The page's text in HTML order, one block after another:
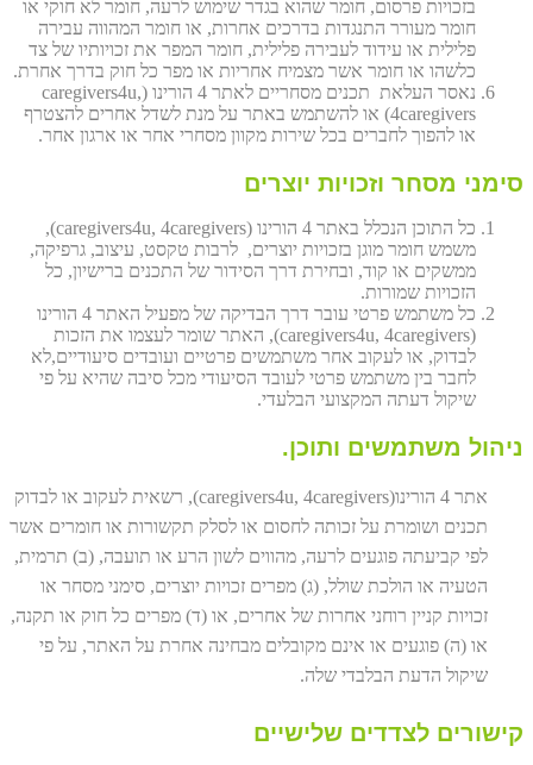
בזכויות פרסום, חומר שהוא בגדר שימוש לרעה, חומר לא חוקי או
חומר מעורר התנגדות בדרכים אחרות, או חומר המהווה עבירה
פלילית או עידוד לעבירה פלילית, חומר המפר את זכויותיו של צד
כלשהו או חומר אשר מצמיח אחריות או מפר כל חוק בדרך אחרת.
נאסר העלאת תכנים מסחריים לאתר 4 הורינו (caregivers4u,
4caregivers) או להשתמש באתר על מנת לשדל אחרים להצטרף
או להפוך לחברים בכל שירות מקוון מסחרי אחר או ארגון אחר.
סימני מסחר וזכויות יוצרים
כל התוכן הנכלל באתר 4 הורינו (caregivers4u, 4caregivers),
משמש חומר מוגן בזכויות יוצרים, לרבות טקסט, עיצוב, גרפיקה,
ממשקים או קוד, ובחירת דרך הסידור של התכנים ברישיון, כל
הזכויות שמורות.
כל משתמש פרטי עובר דרך הבדיקה של מפעיל האתר 4 הורינו
(caregivers4u, 4caregivers), האתר שומר לעצמו את הזכות
לבדוק, או לעקוב אחר משתמשים פרטיים ועובדים סיעודיים,לא
לחבר בין משתמש פרטי לעובד הסיעודי מכל סיבה שהיא על פי
שיקול דעתה המקצועי הבלעדי.
ניהול משתמשים ותוכן.
אתר 4 הורינו(caregivers4u, 4caregivers), רשאית לעקוב או לבדוק
תכנים ושומרת על זכותה לחסום או לסלק תקשורות או חומרים אשר
לפי קביעתה פוגעים לרעה, מהווים לשון הרע או תועבה, (ב) תרמית,
הטעיה או הולכת שולל, (ג) מפרים זכויות יוצרים, סימני מסחר או
זכויות קניין רוחני אחרות של אחרים, או (ד) מפרים כל חוק או תקנה,
או (ה) פוגעים או אינם מקובלים מבחינה אחרת על האתר, על פי
שיקול הדעת הבלבדי שלה.
קישורים לצדדים שלישיים